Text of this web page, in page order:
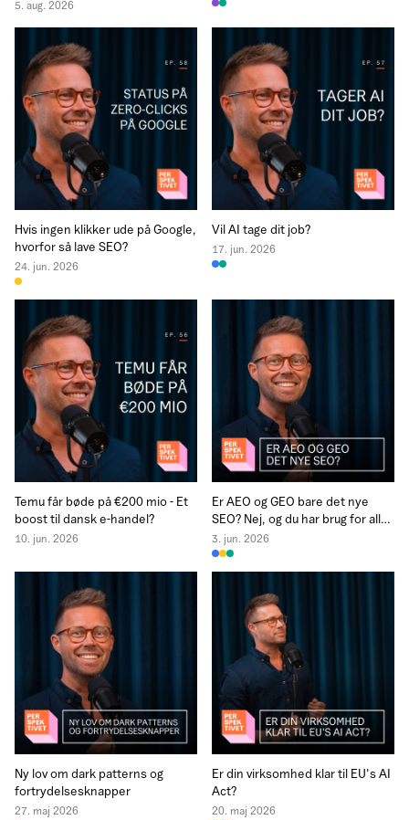
5. aug. 2026
Hvis ingen klikker ude på Google,
hvorfor så lave SEO?
24. jun. 2026
Vil AI tage dit job?
17. jun. 2026
Temu får bøde på €200 mio - Et
boost til dansk e-handel?
10. jun. 2026
Er AEO og GEO bare det nye
SEO? Nej, og du har brug for alle
3
3. jun. 2026
Ny lov om dark patterns og
fortrydelsesknapper
27. maj 2026
Er din virksomhed klar til EU's AI
Act?
20. maj 2026